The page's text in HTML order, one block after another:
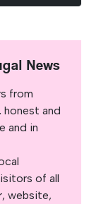
News
from
and
and in
of all
website,